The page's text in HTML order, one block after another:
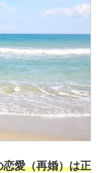
愛（再婚）は正